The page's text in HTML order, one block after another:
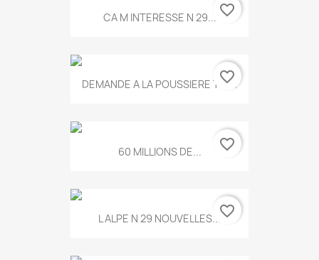
CA M INTERESSE N 29... favorite_border
DEMANDE A LA POUSSIERE T.778
favorite_border
60 MILLIONS DE... favorite_border
L ALPE N 29 NOUVELLES...favorite_border